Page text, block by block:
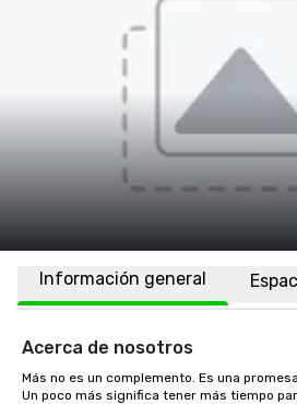
Información general
Acerca de nosotros
Más no es un complemento. Es una
Un poco más significa tener más tiempo